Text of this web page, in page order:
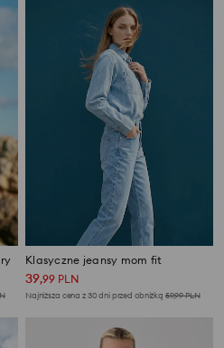
Klasyczne jeansy mom fit
39,99 PLN
Najniższa cena z 30 dni przed obniżką 59,99PLN